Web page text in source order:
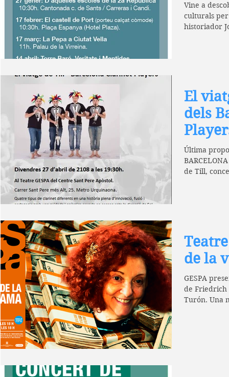
Vine a
culturals
historiador
El
dels
Última
de Till,
de la
GESPA
de Friedrich
Turón. Una